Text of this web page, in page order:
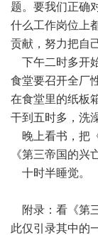
题。要我们正确
什么工作岗位上
贡献，努力把自
下午二时多开
食堂要召开全厂
在食堂里的纸板
干到五时多，洗
晚上看书，把
《第三帝国的兴
十时半睡觉。
附录：看《第
此仅引录其中的